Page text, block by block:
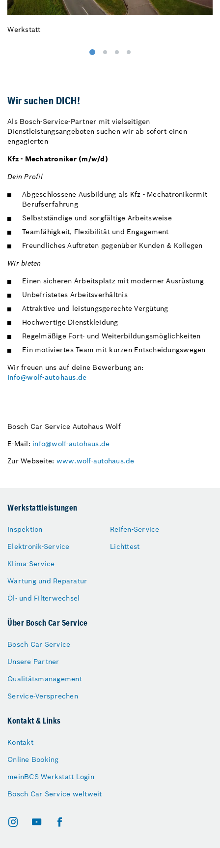
Werkstatt
Wir suchen DICH!
Als Bosch-Service-Partner mit vielseitigen
Dienstleistungsangeboten suchen wir ab sofort einen
engagierten
Kfz - Mechatroniker (m/w/d)
Dein Profil
Abgeschlossene Ausbildung als Kfz - Mechatronikermit
Berufserfahrung
Selbstständige und sorgfältige Arbeitsweise
Teamfähigkeit, Flexibilität und Engagement
Freundliches Auftreten gegenüber Kunden & Kollegen
Wir bieten
Einen sicheren Arbeitsplatz mit moderner Ausrüstung
Unbefristetes Arbeitsverhältnis
Attraktive und leistungsgerechte Vergütung
Hochwertige Dienstkleidung
Regelmäßige Fort- und Weiterbildungsmöglichkeiten
Ein motiviertes Team mit kurzen Entscheidungswegen
Wir freuen uns auf deine Bewerbung an:
info@wolf-autohaus.de
Bosch Car Service Autohaus Wolf
E-Mail: info@wolf-autohaus.de
Zur Webseite: www.wolf-autohaus.de
Werkstattleistungen
Inspektion
Elektronik-Service
Klima-Service
Wartung und Reparatur
Öl- und Filterwechsel
Reifen-Service
Lichttest
Über Bosch Car Service
Bosch Car Service
Unsere Partner
Qualitätsmanagement
Service-Versprechen
Kontakt & Links
Kontakt
Online Booking
meinBCS Werkstatt Login
Bosch Car Service weltweit